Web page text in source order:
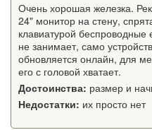
Очень хорошая железка.
24" монитор на стену,
клавиатурой беспроводные
не занимает, само
обновляется онлайн, для
его с головой хватает.
Достоинства: размер и
Недостатки: их просто нет